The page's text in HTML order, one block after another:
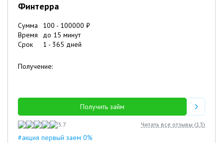
Финтерра
Сумма 100 - 100000 ₽
Время
до 15 минут
Срок
1 - 365 дней
Получение:
Получить займ
3.7 Читать все отзывы (13)
#акция первый заем 0%